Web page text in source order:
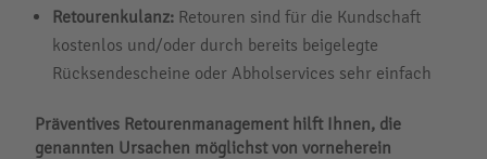
Retourenkulanz: Retouren sind für die Kundschaft
kostenlos und/oder durch bereits beigelegte
Rücksendescheine oder Abholservices sehr einfach
Präventives Retourenmanagement hilft Ihnen, die
genannten Ursachen möglichst von vorneherein